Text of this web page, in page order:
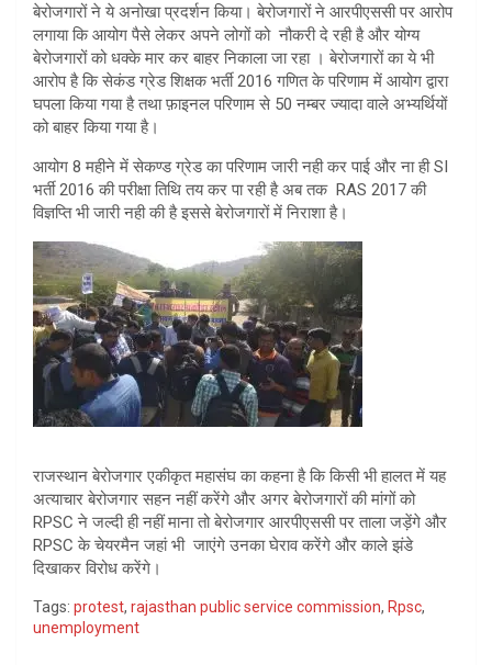
बेरोजगारों ने ये अनोखा प्रदर्शन किया। बेरोजगारों ने आरपीएससी पर आरोप
लगाया कि आयोग पैसे लेकर अपने लोगों को नौकरी दे रही है और योग्य
बेरोजगारों को धक्के मार कर बाहर निकाला जा रहा । बेरोजगारों का ये भी
आरोप है कि सेकंड ग्रेड शिक्षक भर्ती 2016 गणित के परिणाम में आयोग द्वारा
घपला किया गया है तथा फ़ाइनल परिणाम से 50 नम्बर ज्यादा वाले अभ्यर्थियों
को बाहर किया गया है।
आयोग 8 महीने में सेकण्ड ग्रेड का परिणाम जारी नही कर पाई और ना ही SI
भर्ती 2016 की परीक्षा तिथि तय कर पा रही है अब तक RAS 2017 की
विज्ञप्ति भी जारी नही की है इससे बेरोजगारों में निराशा है।
राजस्थान बेरोजगार एकीकृत महासंघ का कहना है कि किसी भी हालत में यह
अत्याचार बेरोजगार सहन नहीं करेंगे और अगर बेरोजगारों की मांगों को
RPSC ने जल्दी ही नहीं माना तो बेरोजगार आरपीएससी पर ताला जड़ेंगे और
RPSC के चेयरमैन जहां भी जाएंगे उनका घेराव करेंगे और काले झंडे
दिखाकर विरोध करेंगे।
Tags: protest, rajasthan public service commission, Rpsc,
unemployment